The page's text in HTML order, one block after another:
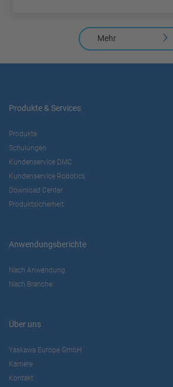
Mehr
Produkte & Services
Produkte
Schulungen
Kundenservice DMC
Kundenservice Robotics
Download Center
Produktsicherheit
Anwendungsberichte
Nach Anwendung
Nach Branche
Über uns
Yaskawa Europe GmbH
Karriere
Kontakt